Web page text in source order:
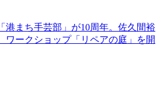
港まち手芸部」が10周年。佐久間裕
ワークショップ「リペアの庭」を開